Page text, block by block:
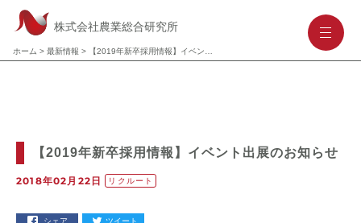
株式会社農業総合研究所
ホーム > 最新情報 >
--
【2019年新卒採用情報】イベント出展のお知らせ
2018年02月22日 リクルート
シェア ツイート